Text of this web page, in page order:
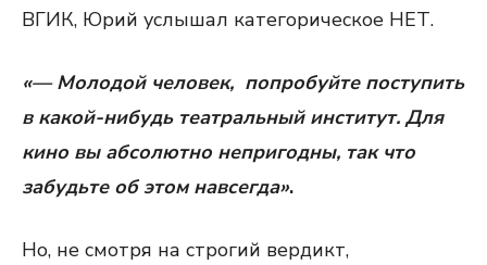
ВГИК, Юрий услышал категорическое НЕТ.
«— Молодой человек, попробуйте поступить
в какой-нибудь театральный институт. Для
кино вы абсолютно непригодны, так что
забудьте об этом навсегда».
Но, не смотря на строгий вердикт,